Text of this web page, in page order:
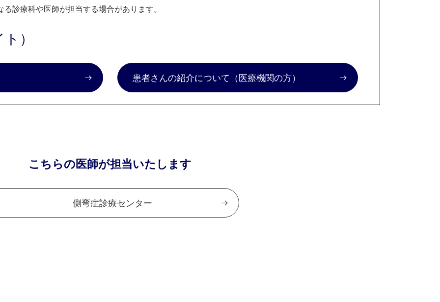
診療科や医師が担当する場合があります。
）
患者さんの紹介について （医療機関の方）
こちらの医師が担当いたします
側弯症診療センター